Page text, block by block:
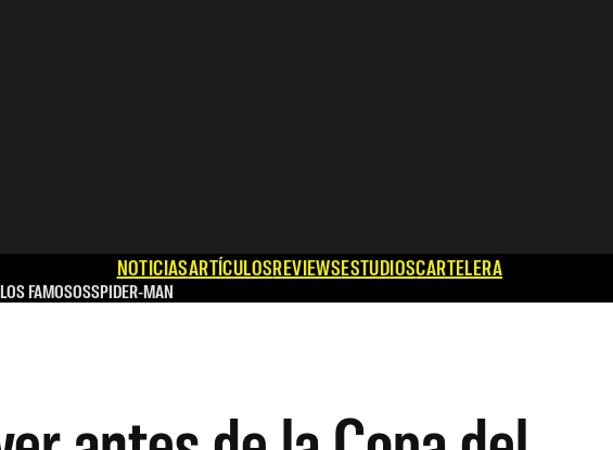
NOTICIASARTÍCULOSREVIEWSESTUDIOSCARTELERA
FAMOSOSSPIDER-MAN